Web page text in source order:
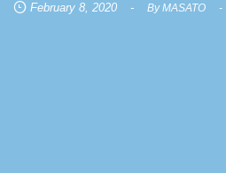
February 8, 2020 ByMASATO